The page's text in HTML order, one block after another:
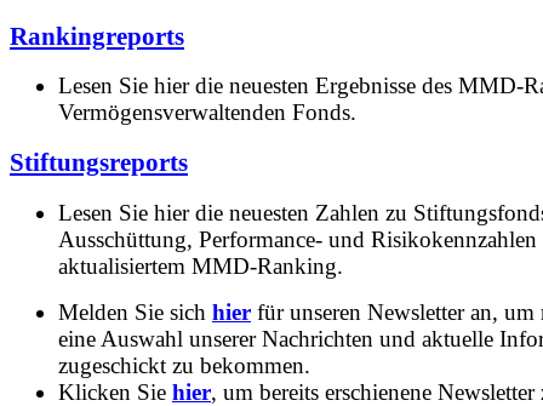
Rankingreports
Lesen Sie hier die neuesten Ergebnisse des MMD-
Vermögensverwaltenden Fonds.
Stiftungsreports
Lesen Sie hier die neuesten Zahlen zu
Ausschüttung, Performance- und
aktualisiertem MMD-Ranking.
Melden Sie sich hier für unseren Newsletter an, um
eine Auswahl unserer Nachrichten und aktuelle
zugeschickt zu bekommen.
Klicken Sie hier, um bereits erschienene Newsletter